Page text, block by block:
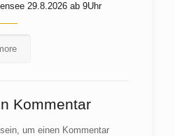
29.8.2026 ab 9Uhr
Kommentar
um einen Kommentar